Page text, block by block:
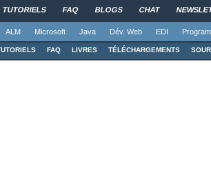
TUTORIELS FAQ BLOGS CHAT
ALM Microsoft Java Dév. Web EDI
FAQ LIVRES TÉLÉCHARGEMENTS